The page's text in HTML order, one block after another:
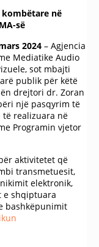
kombëtare në
së
2024 – Аgjencia
Mediatike Audio
sot mbajti
publik për këtë
drejtori dr. Zoran
një pasqyrim të
të realizuara në
Programin vjetor
aktivitetet që
transmetuesit,
elektronik,
e shqiptuara
bashkëpunimit